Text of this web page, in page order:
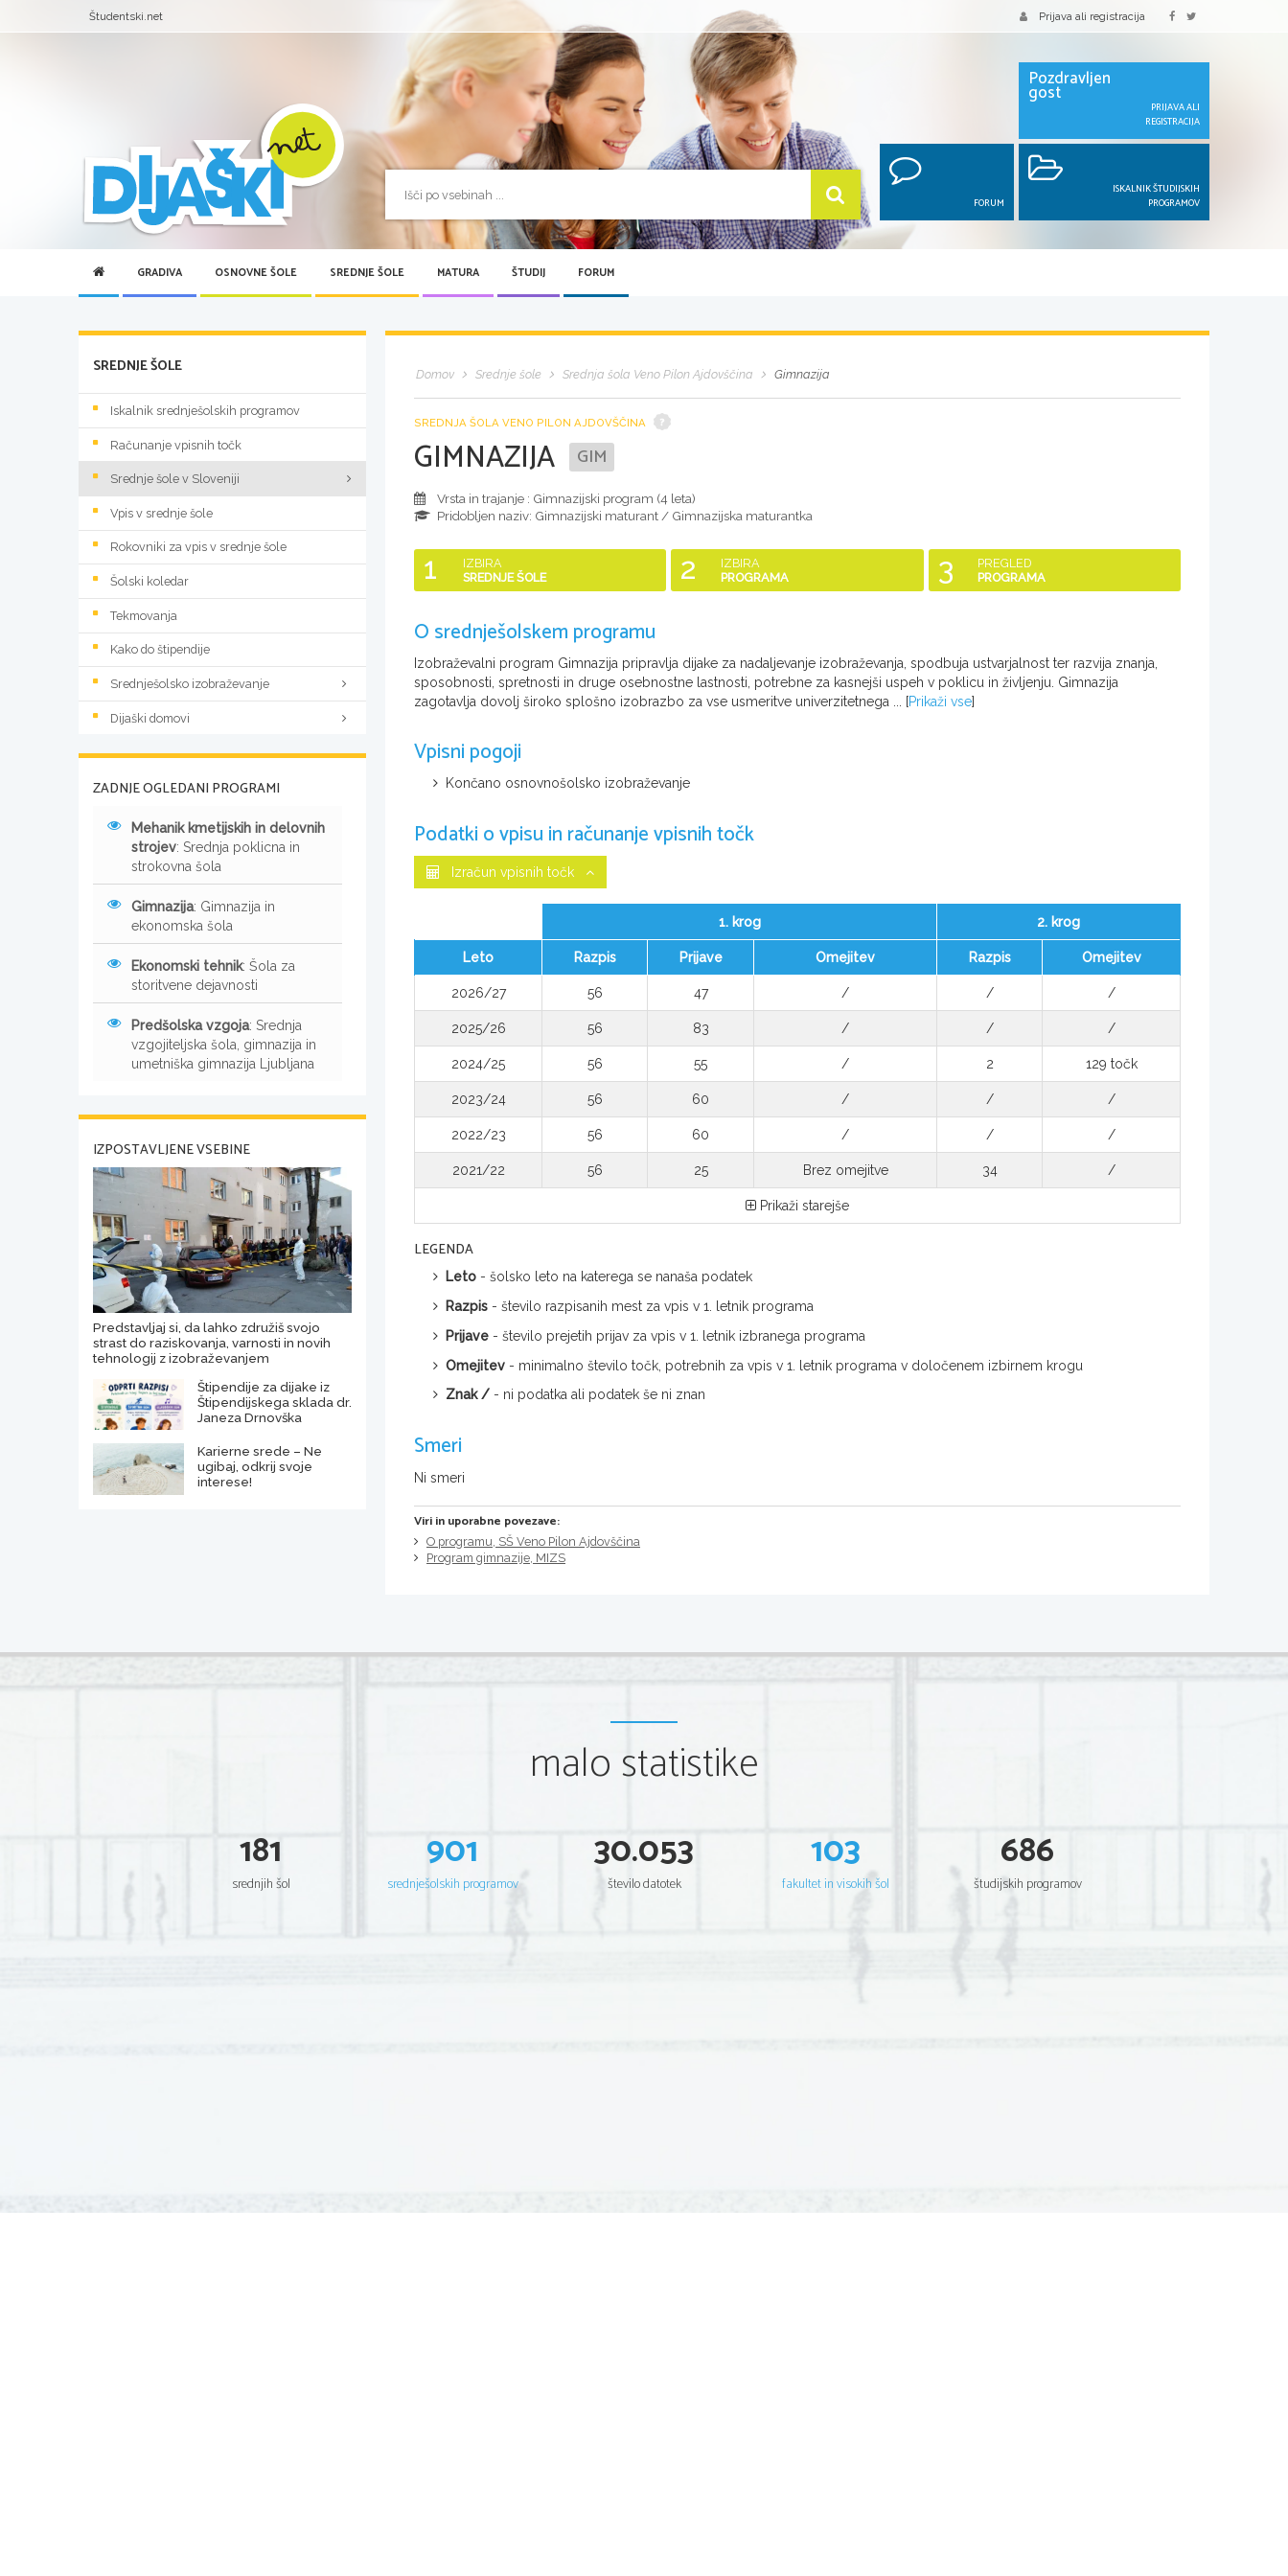
Študentski.net Prijava ali registracija
Pozdravljen
gost
PRIJAVA ALI
REGISTRACIJA
FORUM
ISKALNIK ŠTUDIJSKIH
PROGRAMOV
GRADIVA OSNOVNE ŠOLE SREDNJE ŠOLE MATURA ŠTUDIJ FORUM
Domov Srednje šole Srednja šola Veno Pilon Ajdovščina Gimnazija
SREDNJA ŠOLA VENO PILON AJDOVŠČINA
GIMNAZIJA GIM
Vrsta in trajanje : Gimnazijski program (4 leta)
Pridobljen naziv: Gimnazijski maturant / Gimnazijska maturantka
1
IZBIRA
SREDNJE ŠOLE
2
IZBIRA
PROGRAMA
3
PREGLED
PROGRAMA
O srednješolskem programu
Izobraževalni program Gimnazija pripravlja dijake za nadaljevanje izobraževanja, spodbuja ustvarjalnost ter razvija znanja,
sposobnosti, spretnosti in druge osebnostne lastnosti, potrebne za kasnejši uspeh v poklicu in življenju. Gimnazija
zagotavlja dovolj široko splošno izobrazbo za vse usmeritve univerzitetnega ... [Prikaži vse]
Vpisni pogoji
Končano osnovnošolsko izobraževanje
Podatki o vpisu in računanje vpisnih točk
Izračun vpisnih točk
1. krog 2. krog
Leto Razpis Prijave Omejitev Razpis Omejitev
2026/27 56 47 / / /
2025/26 56 83 / / /
2024/25 56 55 / 2 129 točk
2023/24 56 60 / / /
2022/23 56 60 / / /
2021/22 56 25 Brez omejitve 34 /
Prikaži starejše
LEGENDA
Leto - šolsko leto na katerega se nanaša podatek
Razpis - število razpisanih mest za vpis v 1. letnik programa
Prijave - število prejetih prijav za vpis v 1. letnik izbranega programa
Omejitev - minimalno število točk, potrebnih za vpis v 1. letnik programa v določenem izbirnem krogu
Znak / - ni podatka ali podatek še ni znan
Smeri
Ni smeri
Viri in uporabne povezave:
O programu, SŠ Veno Pilon Ajdovščina
Program gimnazije, MIZS
SREDNJE ŠOLE
Iskalnik srednješolskih programov
Računanje vpisnih točk
Srednje šole v Sloveniji
Vpis v srednje šole
Rokovniki za vpis v srednje šole
Šolski koledar
Tekmovanja
Kako do štipendije
Srednješolsko izobraževanje
Dijaški domovi
ZADNJE OGLEDANI PROGRAMI
Mehanik kmetijskih in delovnih
strojev: Srednja poklicna in
strokovna šola
Gimnazija: Gimnazija in
ekonomska šola
Ekonomski tehnik: Šola za
storitvene dejavnosti
Predšolska vzgoja: Srednja
vzgojiteljska šola, gimnazija in
umetniška gimnazija Ljubljana
IZPOSTAVLJENE VSEBINE
Predstavljaj si, da lahko združiš svojo
strast do raziskovanja, varnosti in novih
tehnologij z izobraževanjem
Štipendije za dijake iz
Štipendijskega sklada dr.
Janeza Drnovška
Karierne srede – Ne
ugibaj, odkrij svoje
interese!
malo statistike
181
srednjih šol
901
srednješolskih programov
30.053
število datotek
103
fakultet in visokih šol
686
študijskih programov